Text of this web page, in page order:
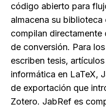
código abierto para
almacena su
compilan directamente
de conversión. Para
escriben tesis,
informática en LaTeX,
de exportación que
Zotero. JabRef es